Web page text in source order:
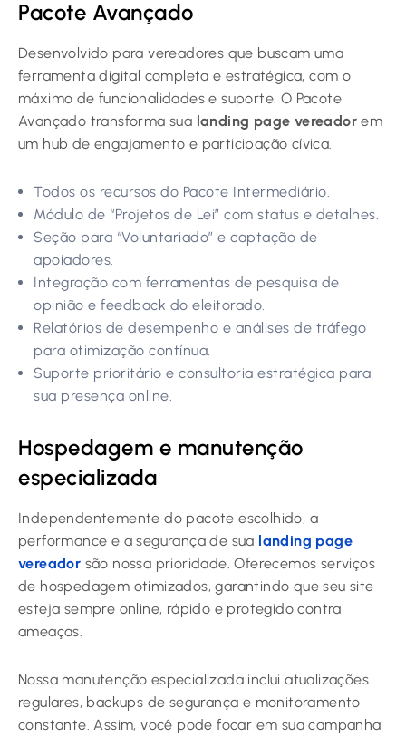
Pacote Avançado
Desenvolvido para vereadores que buscam uma
ferramenta digital completa e estratégica, com o
máximo de funcionalidades e suporte. O Pacote
Avançado transforma sua landing page vereador em
um hub de engajamento e participação cívica.
Todos os recursos do Pacote Intermediário.
Módulo de “Projetos de Lei” com status e detalhes.
Seção para “Voluntariado” e captação de
apoiadores.
Integração com ferramentas de pesquisa de
opinião e feedback do eleitorado.
Relatórios de desempenho e análises de tráfego
para otimização contínua.
Suporte prioritário e consultoria estratégica para
sua presença online.
Hospedagem e manutenção
especializada
Independentemente do pacote escolhido, a
performance e a segurança de sua landing page
vereador são nossa prioridade. Oferecemos serviços
de hospedagem otimizados, garantindo que seu site
esteja sempre online, rápido e protegido contra
ameaças.
Nossa manutenção especializada inclui atualizações
regulares, backups de segurança e monitoramento
constante. Assim, você pode focar em sua campanha